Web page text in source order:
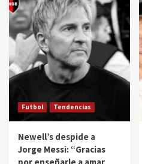
Futbol Tendencias
Newell’s despide a
Jorge Messi: “Gracias
por enseñarle a amar